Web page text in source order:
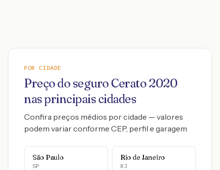
POR CIDADE
Preço do seguro Cerato 2020
nas principais cidades
Confira preços médios por cidade — valores
podem variar conforme CEP, perfil e garagem
São Paulo
SP
Rio de Janeiro
RJ